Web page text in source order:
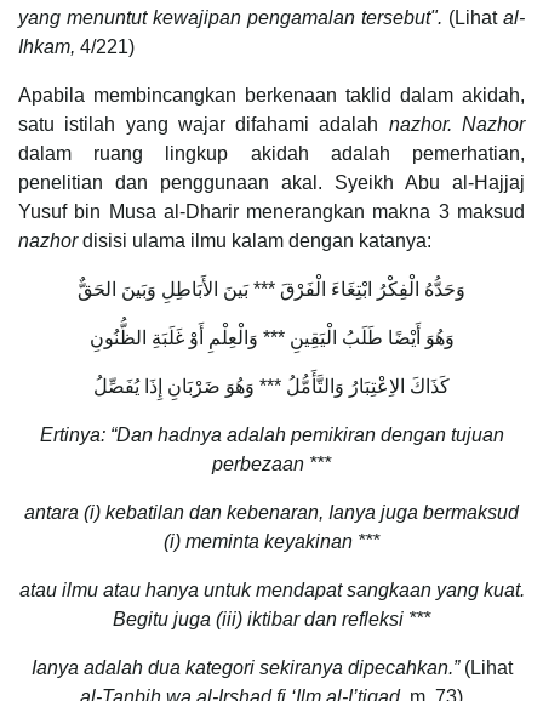
yang menuntut kewajipan pengamalan tersebut". (Lihat al-
Ihkam, 4/221)
Apabila membincangkan berkenaan taklid dalam akidah,
satu istilah yang wajar difahami adalah nazhor. Nazhor
dalam ruang lingkup akidah adalah pemerhatian,
penelitian dan penggunaan akal. Syeikh Abu al-Hajjaj
Yusuf bin Musa al-Dharir menerangkan makna 3 maksud
nazhordisisi ulama ilmu kalam dengan katanya:
وَحَدُّهُ الْفِكْرُ ابْتِغَاءَ الْفَرْقَ *** بَينَ الأَبَاطِلِ وَبَينَ الحَقٌّ
وَهُوَ أَيْضًا طَلَبُ الْيَقِينِ *** وَالْعِلْمِ أَوْ غَلَبَةِ الظُّنُونِ
كَذَاكَ الاِعْتِبَارُ وَالتَّأَمُّلُ *** وَهُوَ ضَرْبَانِ إِذَا يُفَصِّلُ
Ertinya: “Dan hadnya adalah pemikiran dengan tujuan
perbezaan ***
antara (i) kebatilan dan kebenaran, Ianya juga bermaksud
(i) meminta keyakinan ***
atau ilmu atau hanya untuk mendapat sangkaan yang kuat.
Begitu juga (iii) iktibar dan refleksi ***
Ianya adalah dua kategori sekiranya dipecahkan.” (Lihat
al-Tanbih wa al-Irshad fi ‘Ilm al-I’tiqad, m. 73)